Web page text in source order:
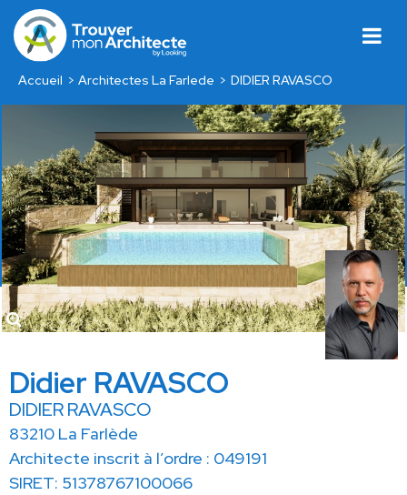
Accueil Architectes La Farlede DIDIER RAVASCO
Didier RAVASCO
DIDIER RAVASCO
83210 La Farlède
Architecte inscrit à l’ordre : 049191
SIRET: 51378767100066